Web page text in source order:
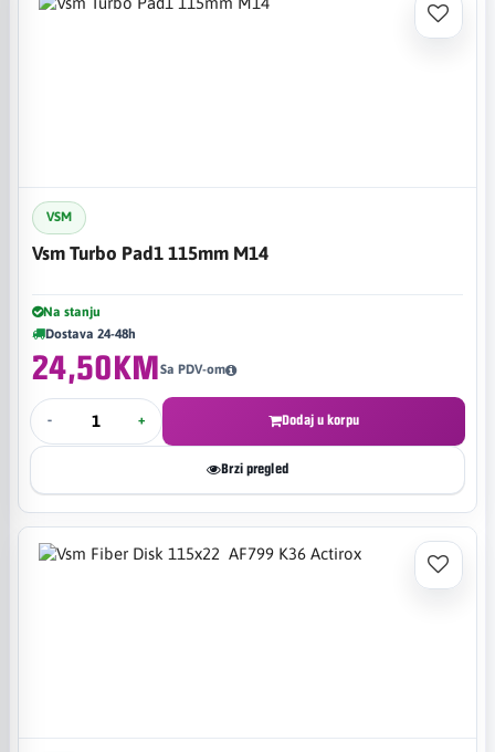
VSM
Vsm Turbo Pad1 115mm M14
Na stanju
Dostava 24-48h
24,50KMSa PDV-om
- + Dodaj u korpu
Brzi pregled